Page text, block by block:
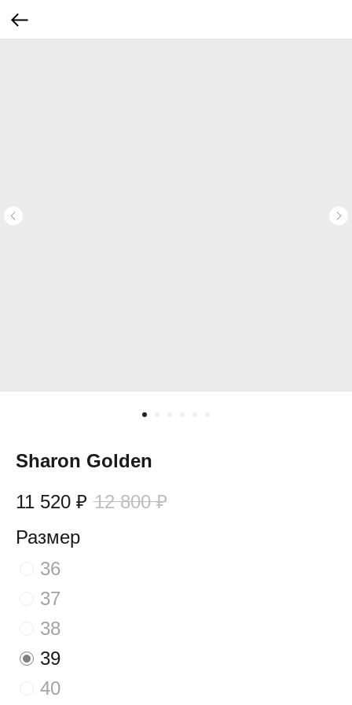
Sharon Golden
11 520 ₽ 12 800 ₽
Размер
36
37
38
39
40